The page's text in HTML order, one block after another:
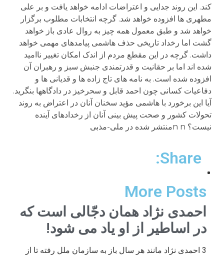
کند. این روند جدایی و اعتراضات ادامه خواهد یافت و بر علی
مطهری ها افزوده خواهد شد. گرچه انتخابات مطلوب برگزار
خواهد شد و طبق معمول همه چیز به روال عادی باز خواهد
گشت اما رخداد تاریخی حذف هاشمی پیامدهای مهمی خواهد
داشت. گرچه در این مقطع مردم از اندک امکان تغییر ناامید
شده اند اما بر حقانیت و قدرتمندی جنبش سبز و رهبران آن
افزوده شده است. به نامه های تاج زاده ها و قدیانی ها و
دفاعیات کسانی چون احمد قابل و سحرخیز در دادگاهها بنگرید.
آیا این برخورد با هاشمی مؤید سخنان آنان در اعتراض به روند
تحولات کشور و صحت پیش بینی آنان از رخدادهای آینده
نیست؟ n nمنتشر شده در ملی-مذبی
Share:
More Posts
احمدی نژاد همان دجّالی است که
در اساطیر از او یاد می شود!
3 احمدی نژاد مانند هر سال باز به سازمان ملل رفته تا از